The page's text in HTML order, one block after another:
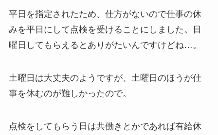
平日を指定されたため、仕方がないので仕事の休
みを平日にして点検を受けることにしました。日
曜日してもらえるとありがたいんですけどね…。
土曜日は大丈夫のようですが、土曜日のほうが仕
事を休むのが難しかったので。
点検をしてもらう日は共働きとかであれば有給休